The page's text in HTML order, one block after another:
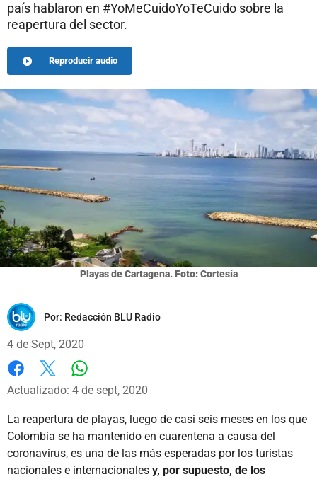
país hablaron en #YoMeCuidoYoTeCuido sobre la
reapertura del sector.
Reproducir audio
Playas de Cartagena. Foto: Cortesía
Por: Redacción BLU Radio
4 de Sept, 2020
Facebook
X
Actualizado: 4 de sept, 2020
La reapertura de playas, luego de casi seis meses en los que
Colombia se ha mantenido en cuarentena a causa del
coronavirus, es una de las más esperadas por los turistas
nacionales e internacionales y, por supuesto, de los